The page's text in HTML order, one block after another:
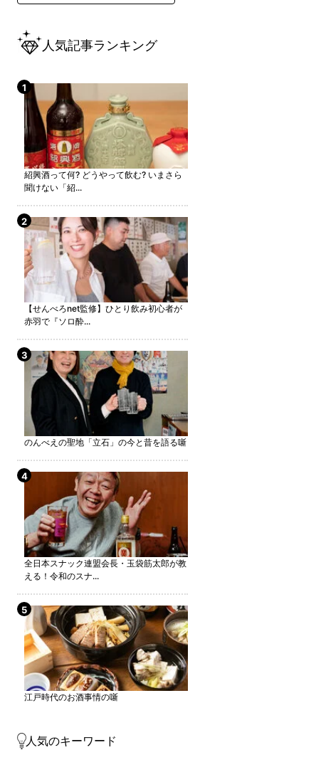
人気記事ランキング
紹興酒って何? どうやって飲む? いまさら
聞けない「紹...
【せんべろnet監修】ひとり飲み初心者が
赤羽で『ソロ酔...
のんべえの聖地「立石」の今と昔を語る噺
全日本スナック連盟会長・玉袋筋太郎が教
える！令和のスナ...
江戸時代のお酒事情の噺
人気のキーワード